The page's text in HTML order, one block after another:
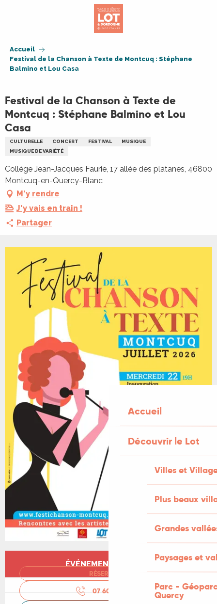
Accueil
Découvrir le Lot
Villes et
Plus beaux
Grandes
Paysages et
Parc -
Quercy
Accueil
Festival de la Chanson à Texte de Montcuq : Stéphane
Balmino et Lou Casa
Festival de la Chanson à Texte de
Montcuq : Stéphane Balmino et Lou
Casa
CULTURELLE CONCERT FESTIVAL
MUSIQUE
MUSIQUE DE VARIÉTÉ
Collège Jean-Jacques Faurie, 17 allée des platanes, 46800
Montcuq-en-Quercy-Blanc
M'y rendre
J'y vais en train !
Partager
Ouverture et coordonnées
ÉVÉNEMENT TERMINÉ
RÉSERVER
07 60 09 21